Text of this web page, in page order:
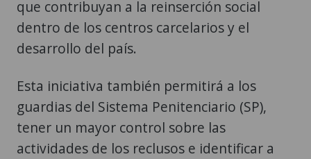
que contribuyan a la reinserción social
dentro de los centros carcelarios y el
desarrollo del país.
Esta iniciativa también permitirá a los
guardias del Sistema Penitenciario (SP),
tener un mayor control sobre las
actividades de los reclusos e identificar a